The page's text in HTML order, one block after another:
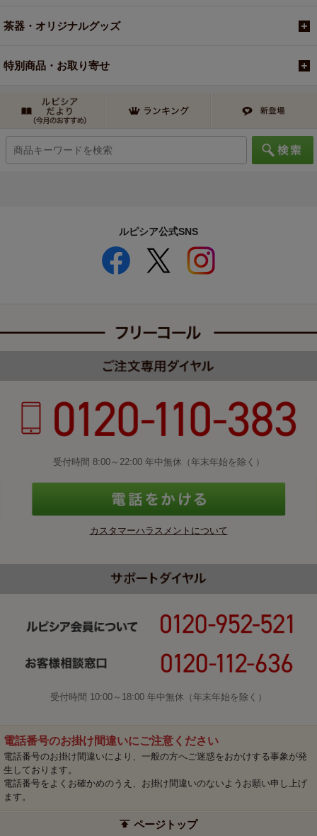
茶器・オリジナルグッズ
特別商品・お取り寄せ
ルピシア公式SNS
受付時間 8:00～22:00 年中無休（年末年始を除く）
カスタマーハラスメントについて
受付時間 10:00～18:00 年中無休（年末年始を除く）
電話番号のお掛け間違いにご注意ください
電話番号のお掛け間違いにより、一般の方へご迷惑をおかけする事象が発
生しております。
電話番号をよくお確かめのうえ、お掛け間違いのないようお願い申し上げ
ます。
ページトップ